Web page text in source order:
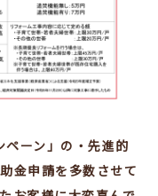
ーン」の・先進的
金申請を多数させて